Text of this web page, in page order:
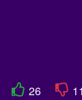
26 11